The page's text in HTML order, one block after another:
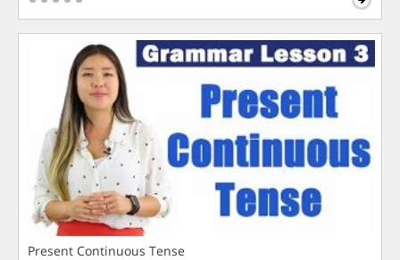
Present Continuous Tense